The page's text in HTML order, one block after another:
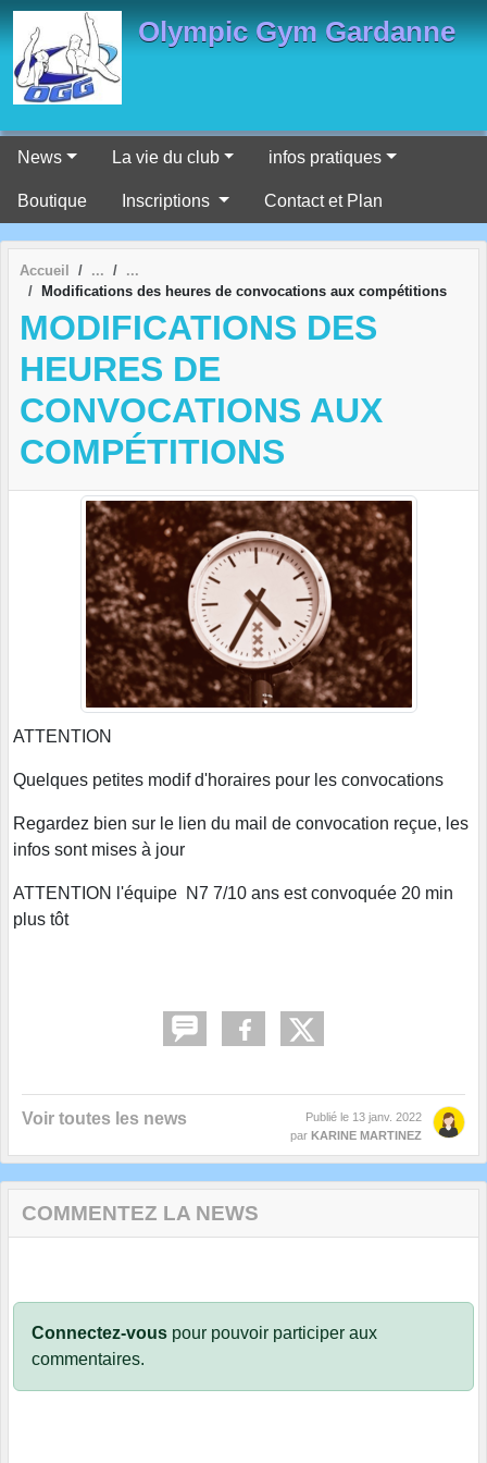
Olympic Gym Gardanne
News La vie du club infos pratiques
Boutique Inscriptions Contact et Plan
Accueil
Modifications des heures de convocations aux compétitions
MODIFICATIONS DES
HEURES DE
CONVOCATIONS AUX
COMPÉTITIONS
ATTENTION
Quelques petites modif d'horaires pour les convocations
Regardez bien sur le lien du mail de convocation reçue, les
infos sont mises à jour
ATTENTION l'équipe N7 7/10 ans est convoquée 20 min
plus tôt
Voir toutes les news Publié le 13 janv. 2022
par KARINE MARTINEZ
COMMENTEZ LA NEWS
Connectez-vous pour pouvoir participer aux
commentaires.
Panneau de gestion des cookies